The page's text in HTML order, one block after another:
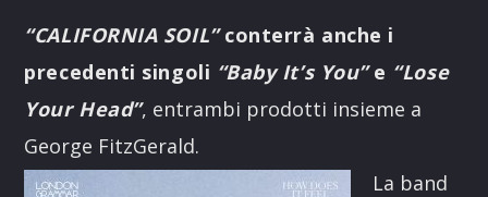
“CALIFORNIA SOIL”conterrà anche i
precedenti singoli “Baby It’s You”e “Lose
Your Head”, entrambi prodotti insieme a
George FitzGerald.
La band